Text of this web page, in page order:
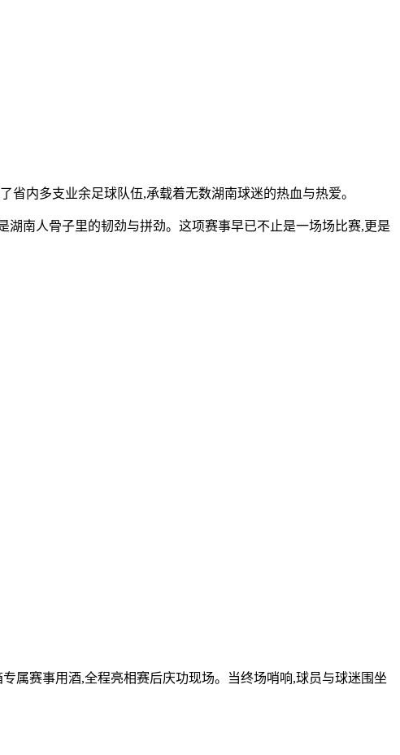
内多支业余足球队伍,承载着无数湖南球迷的热血与热爱。
南人骨子里的韧劲与拼劲。这项赛事早已不止是一场场比赛,更是
属赛事用酒,全程亮相赛后庆功现场。当终场哨响,球员与球迷围坐